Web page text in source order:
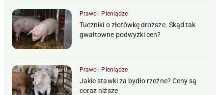
Prawo i Pieniądze
Tuczniki o złotówkę droższe. Skąd tak
gwałtowne podwyżki cen?
Prawo i Pieniądze
Jakie stawki za bydło rzeźne? Ceny są
coraz niższe